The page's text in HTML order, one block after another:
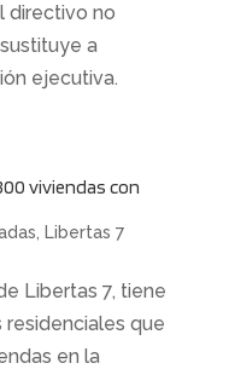
directivo no
a
ejecutiva.
viviendas con
Libertas 7
Libertas 7, tiene
residenciales que
en la